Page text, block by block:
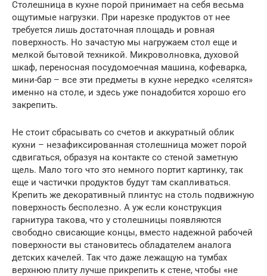
Столешница в кухне порой принимает на себя весьма
ощутимые нагрузки. При нарезке продуктов от нее
требуется лишь достаточная площадь и ровная
поверхность. Но зачастую мы нагружаем стол еще и
мелкой бытовой техникой. Микроволновка, духовой
шкаф, переносная посудомоечная машина, кофеварка,
мини-бар – все эти предметы в кухне нередко «селятся»
именно на столе, и здесь уже понадобится хорошо его
закрепить.
Не стоит сбрасывать со счетов и аккуратный облик
кухни – незафиксированная столешница может порой
сдвигаться, образуя на контакте со стеной заметную
щель. Мало того что это немного портит картинку, так
еще и частички продуктов будут там скапливаться.
Крепить же декоративный плинтус на столь подвижную
поверхность бесполезно. А уж если конструкция
гарнитура такова, что у столешницы появляются
свободно свисающие концы, вместо надежной рабочей
поверхности вы становитесь обладателем аналога
детских качелей. Так что даже лежащую на тумбах
верхнюю плиту лучше прикрепить к стене, чтобы «не